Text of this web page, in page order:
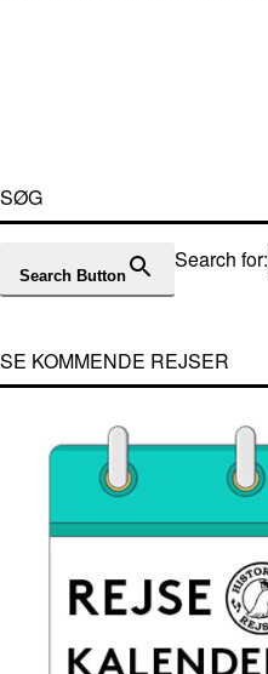
SØG
Search for:
Search Button
SE KOMMENDE REJSER